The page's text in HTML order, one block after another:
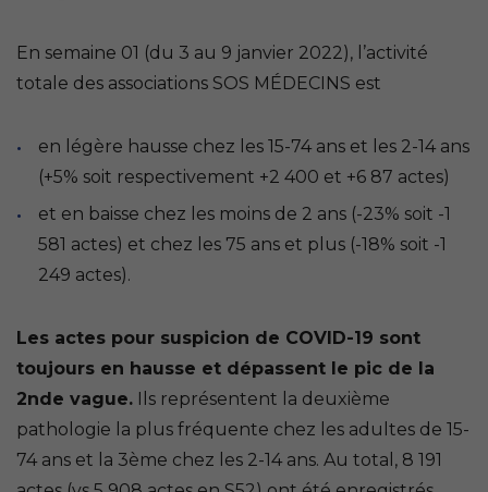
En semaine 01 (du 3 au 9 janvier 2022), l’activité
totale des associations SOS MÉDECINS est
en légère hausse chez les 15-74 ans et les 2-14 ans
(+5% soit respectivement +2 400 et +6 87 actes)
et en baisse chez les moins de 2 ans (-23% soit -1
581 actes) et chez les 75 ans et plus (-18% soit -1
249 actes).
Les actes pour suspicion de COVID-19 sont
toujours en hausse et dépassent le pic de la
2nde vague. Ils représentent la deuxième
pathologie la plus fréquente chez les adultes de 15-
74 ans et la 3ème chez les 2-14 ans. Au total, 8 191